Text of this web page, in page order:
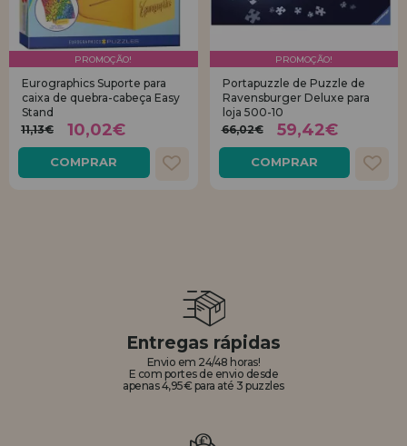
PROMOÇÃO!
Eurographics Suporte para
caixa de quebra-cabeça Easy
Stand
11,13€
10,02€
COMPRAR
PROMOÇÃO!
Portapuzzle de Puzzle de
Ravensburger Deluxe para
loja 500-10
66,02€
59,42€
COMPRAR
Entregas rápidas
Envio em 24/48 horas!
E com portes de envio desde
apenas 4,95€ para até 3 puzzles